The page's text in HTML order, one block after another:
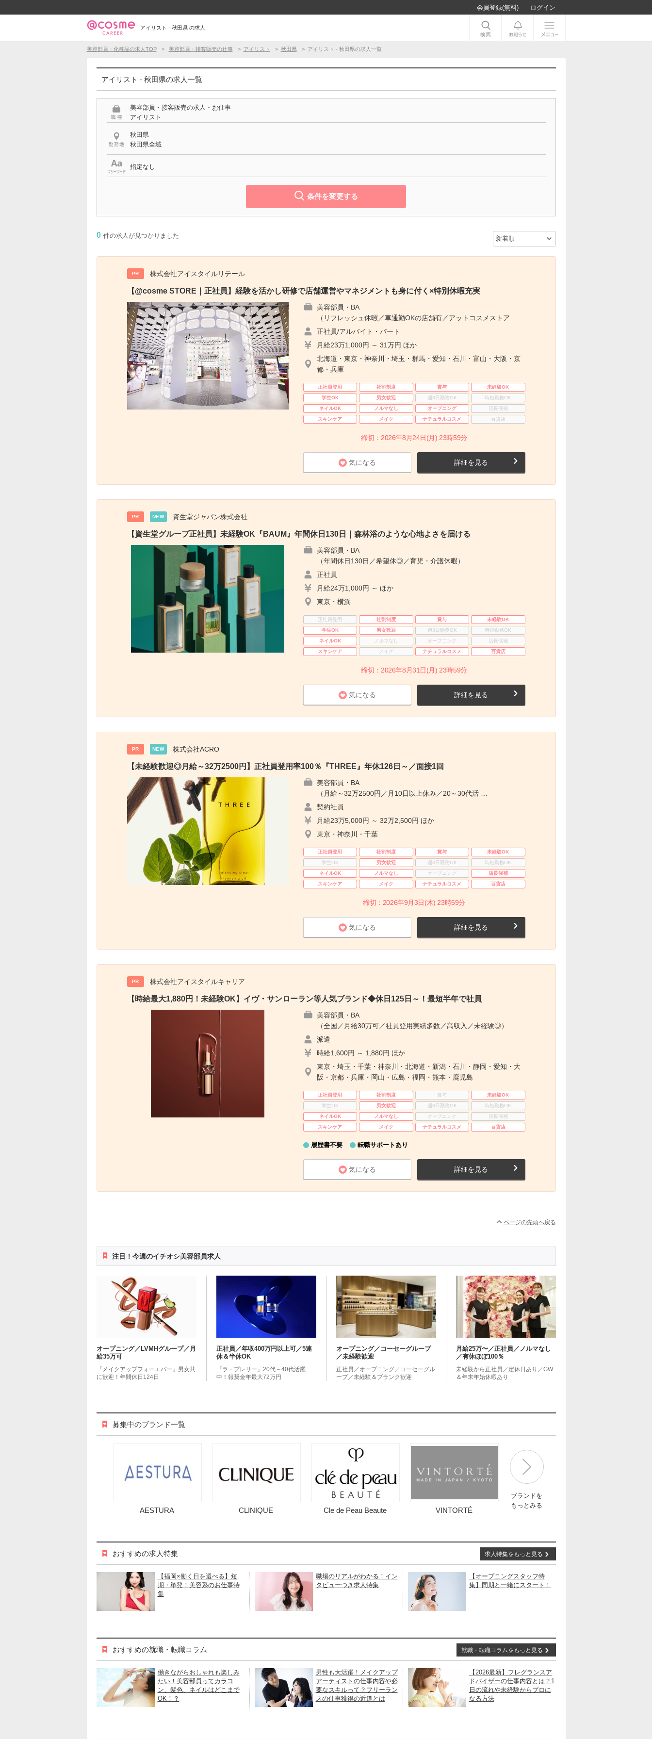
会員登録(無料) ログイン
アイリスト - 秋田県 の求人
美容部員・化粧品の求人TOP 美容部員・接客販売の仕事 アイリスト 秋田県 アイリスト - 秋田県の求人一覧
アイリスト - 秋田県の求人一覧
美容部員・接客販売の求人・お仕事
アイリスト
秋田県
秋田県全域
指定なし
条件を変更する
0 件の求人が見つかりました
PR 株式会社アイスタイルリテール
【@cosme STORE｜正社員】経験を活かし研修で店舗運営やマネジメントも身に付く×特別休暇充実
美容部員・BA
（リフレッシュ休暇／車通勤OKの店舗有／アットコスメストア …
正社員/アルバイト・パート
月給23万1,000円 ～ 31万円 ほか
北海道・東京・神奈川・埼玉・群馬・愛知・石川・富山・大阪・京
都・兵庫
正社員登用 社割制度 賞与
未経験OK
学生OK
男女歓迎 週3日勤務OK
時短勤務OK
ネイルOK
ノルマなし オープニング
店長候補
スキンケア
メイク ナチュラルコスメ 百貨店
締切：2026年8月24日(月) 23時59分
気になる 詳細を見る
PR NEW 資生堂ジャパン株式会社
【資生堂グループ正社員】未経験OK『BAUM』年間休日130日｜森林浴のような心地よさを届ける
美容部員・BA
（年間休日130日／希望休◎／育児・介護休暇）
正社員
月給24万1,000円 ～ ほか
東京・横浜
正社員登用 社割制度 賞与
未経験OK
学生OK
男女歓迎 週3日勤務OK
時短勤務OK
ネイルOK
ノルマなし オープニング
店長候補
スキンケア
メイク ナチュラルコスメ 百貨店
締切：2026年8月31日(月) 23時59分
気になる 詳細を見る
PR NEW 株式会社ACRO
【未経験歓迎◎月給～32万2500円】正社員登用率100％『THREE』年休126日～／面接1回
美容部員・BA
（月給～32万2500円／月10日以上休み／20～30代活 …
契約社員
月給23万5,000円 ～ 32万2,500円 ほか
東京・神奈川・千葉
正社員登用 社割制度 賞与
未経験OK
学生OK
男女歓迎 週3日勤務OK
時短勤務OK
ネイルOK
ノルマなし オープニング
店長候補
スキンケア
メイク ナチュラルコスメ 百貨店
締切：2026年9月3日(木) 23時59分
気になる 詳細を見る
PR 株式会社アイスタイルキャリア
【時給最大1,880円！未経験OK】イヴ・サンローラン等人気ブランド◆休日125日～！最短半年で社員
美容部員・BA
（全国／月給30万可／社員登用実績多数／高収入／未経験◎）
派遣
時給1,600円 ～ 1,880円 ほか
東京・埼玉・千葉・神奈川・北海道・新潟・石川・静岡・愛知・大
阪・京都・兵庫・岡山・広島・福岡・熊本・鹿児島
正社員登用 社割制度 賞与
未経験OK
学生OK
男女歓迎 週3日勤務OK
時短勤務OK
ネイルOK
ノルマなし オープニング
店長候補
スキンケア
メイク ナチュラルコスメ 百貨店
履歴書不要 転職サポートあり
気になる 詳細を見る
ページの先頭へ戻る
注目！今週のイチオシ美容部員求人
オープニング／LVMHグループ／月
給35万可
『メイクアップフォーエバー』男女共
に歓迎！年間休日124日
正社員／年収400万円以上可／5連
休＆半休OK
『ラ・プレリー』20代～40代活躍
中！報奨金年最大72万円
オープニング／コーセーグループ
／未経験歓迎
正社員／オープニング／コーセーグル
ープ／未経験＆ブランク歓迎
月給25万〜／正社員／ノルマなし
／有休ほぼ100％
未経験から正社員／定休日あり／GW
＆年末年始休暇あり
募集中のブランド一覧
AESTURA CLINIQUE Cle de Peau Beaute VINTORTÉ
ブランドを
もっとみる
おすすめの求人特集
【福岡×働く日を選べる】短
期・単発！美容系のお仕事特
集
職場のリアルがわかる！イン
タビューつき求人特集
【オープニングスタッフ特
集】同期と一緒にスタート！
求人特集をもっと見る
おすすめの就職・転職コラム
働きながらおしゃれも楽しみ
たい！美容部員ってカラコ
ン、髪色、ネイルはどこまで
OK！？
男性も大活躍！メイクアップ
アーティストの仕事内容や必
要なスキルって？フリーラン
スの仕事獲得の近道とは
【2026最新】フレグランスア
ドバイザーの仕事内容とは？1
日の流れや未経験からプロに
なる方法
就職・転職コラムをもっと見る